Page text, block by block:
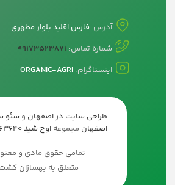
آدرس: فارس اقلید بلوار مطهری
شماره تماس: 09173523871
اینستاگرام:ORGANIC-AGRI
طراحی سایت در اصفهان و سئو
اصفهان مجموعه اوج شید
تمامی حقوق مادی و
متعلق به بهسازان کشت